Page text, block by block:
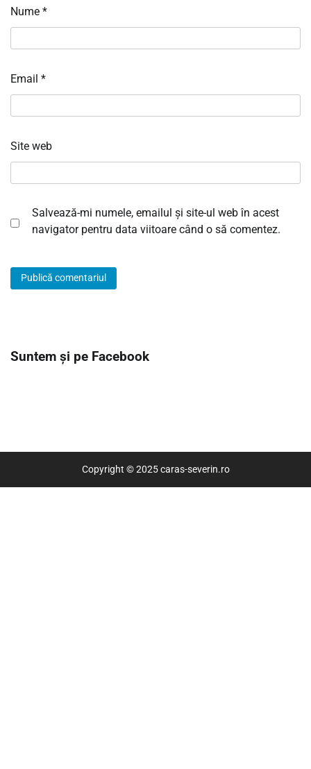
Nume *
Email *
Site web
Salvează-mi numele, emailul și site-ul web în acest
navigator pentru data viitoare când o să comentez.
Suntem și pe Facebook